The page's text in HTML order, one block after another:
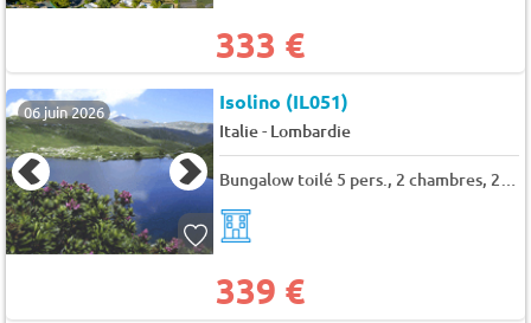
333 €
06 juin 2026 Isolino (IL051)
Italie- Lombardie
Bungalow toilé 5 pers., 2 chambres, 20 m²
339 €